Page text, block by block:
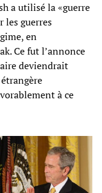
a utilisé la «guerre
les guerres
en
Ce fut l’annonce
deviendrait
à ce